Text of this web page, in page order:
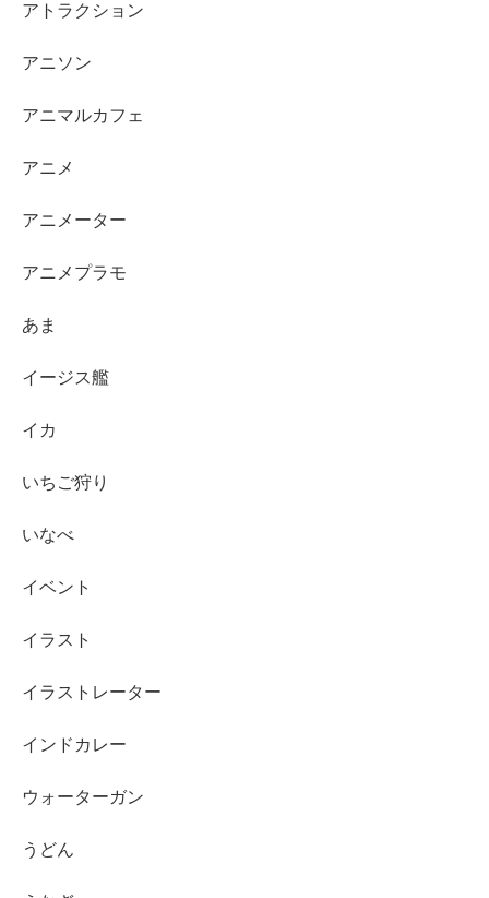
アトラクション
アニソン
アニマルカフェ
アニメ
アニメーター
アニメプラモ
あま
イージス艦
イカ
いちご狩り
いなべ
イベント
イラスト
イラストレーター
インドカレー
ウォーターガン
うどん